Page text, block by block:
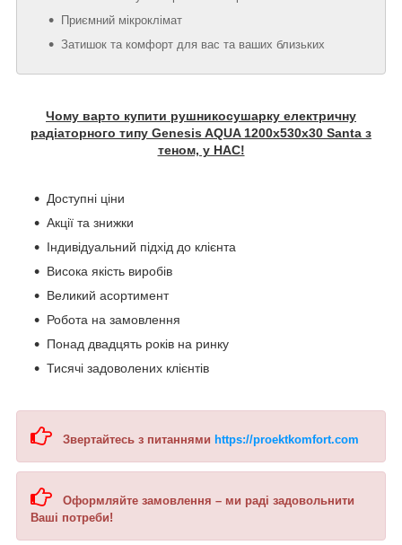
Приємний мікроклімат
Затишок та комфорт для вас та ваших близьких
Чому варто купити рушникосушарку електричну
радіаторного типу Genesis AQUA 1200х530х30 Santa з
теном, у НАС!
Доступні ціни
Акції та знижки
Індивідуальний підхід до клієнта
Висока якість виробів
Великий асортимент
Робота на замовлення
Понад двадцять років на ринку
Тисячі задоволених клієнтів
Звертайтесь з питаннями https://proektkomfort.com
Оформляйте замовлення – ми раді задовольнити
Ваші потреби!